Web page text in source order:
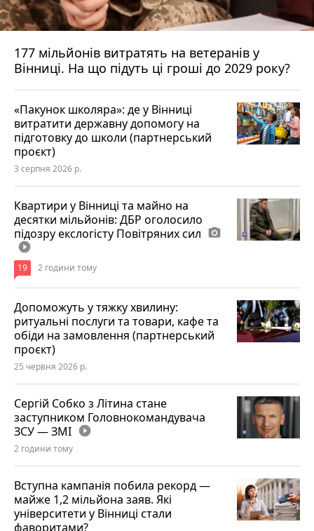
177 мільйонів витратять на ветеранів у
Вінниці. На що підуть ці гроші до 2029 року?
«Пакунок школяра»: де у Вінниці
витратити державну допомогу на
підготовку до школи (партнерський
проєкт)
3 серпня 2026 р.
Квартири у Вінниці та майно на
десятки мільйонів: ДБР оголосило
підозру екслогісту Повітряних сил photo_camera
play_circle_filled
19 2 години тому
Допоможуть у тяжку хвилину:
ритуальні послуги та товари, кафе та
обіди на замовлення (партнерський
проєкт)
25 червня 2026 р.
Сергій Собко з Літина стане
заступником Головнокомандувача
ЗСУ — ЗМІ play_circle_filled
2 години тому
Вступна кампанія побила рекорд —
майже 1,2 мільйона заяв. Які
університети у Вінниці стали
фаворитами?